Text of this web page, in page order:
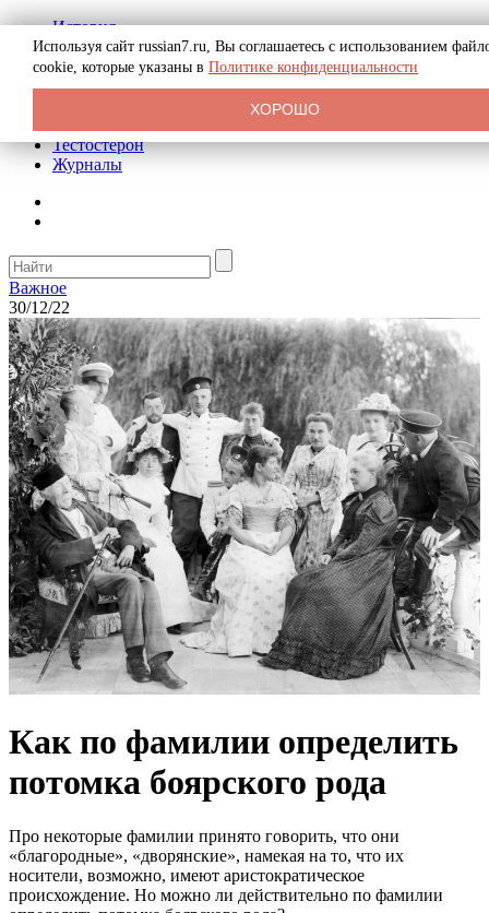
История
Биография
Криминал
Реклама на сайте
Тестостерон
Журналы
Важное
30/12/22
Как по фамилии определить
потомка боярского рода
Про некоторые фамилии принято говорить, что они
«благородные», «дворянские», намекая на то, что их
носители, возможно, имеют аристократическое
происхождение. Но можно ли действительно по фамилии
Используя сайт russian7.ru, Вы соглашаетесь с использованием
cookie, которые указаны в Политике конфиденциальности
ХОРОШО